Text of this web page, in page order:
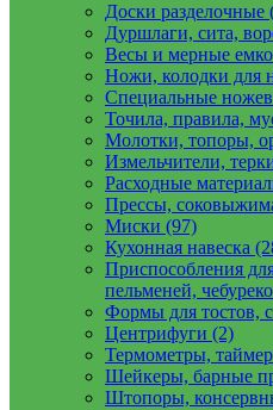
Доски разделочные
Дуршлаги, сита,
Весы и мерные
Ножи, колодки для
Специальные
Точила, правила,
Молотки, топоры,
Измельчители,
Расходные
Прессы,
Миски (97)
Кухонная навеска
Приспособления
пельменей,
Формы для тостов,
Центрифуги (2)
Термометры,
Шейкеры, барные
Штопоры,